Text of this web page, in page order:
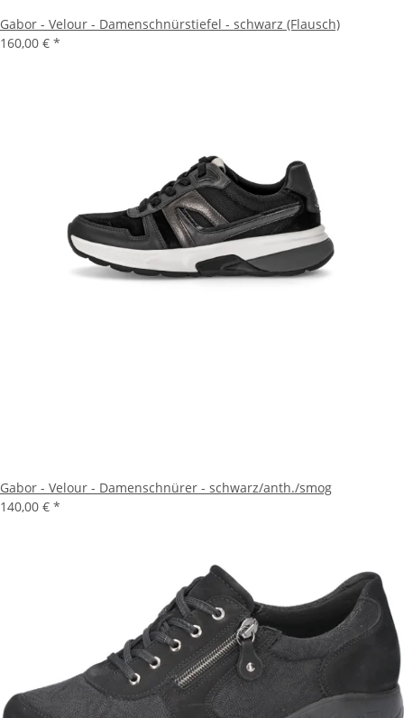
Gabor - Velour - Damenschnürstiefel - schwarz (Flausch)
160,00 € *
Gabor - Velour - Damenschnürer - schwarz/anth./smog
140,00 € *